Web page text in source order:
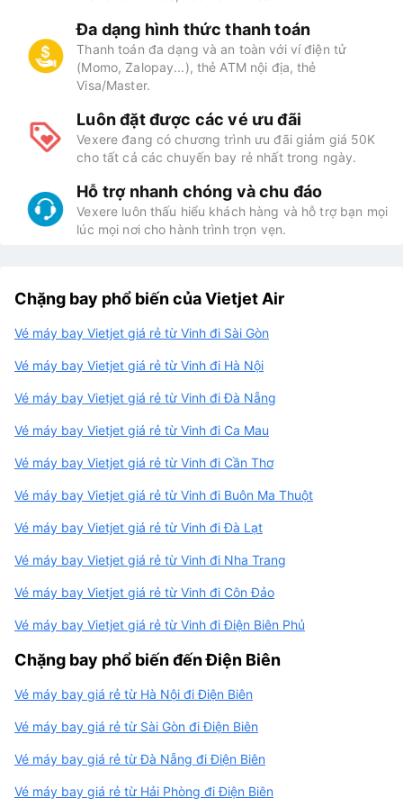
Đa dạng hình thức thanh toán
Thanh toán đa dạng và an toàn với ví điện tử
(Momo, Zalopay...), thẻ ATM nội địa, thẻ
Visa/Master.
Luôn đặt được các vé ưu đãi
Vexere đang có chương trình ưu đãi giảm giá 50K
cho tất cả các chuyến bay rẻ nhất trong ngày.
Hỗ trợ nhanh chóng và chu đáo
Vexere luôn thấu hiểu khách hàng và hỗ trợ bạn mọi
lúc mọi nơi cho hành trình trọn vẹn.
Chặng bay phổ biến của Vietjet Air
Vé máy bay Vietjet giá rẻ từ Vinh đi Sài Gòn
Vé máy bay Vietjet giá rẻ từ Vinh đi Hà Nội
Vé máy bay Vietjet giá rẻ từ Vinh đi Đà Nẵng
Vé máy bay Vietjet giá rẻ từ Vinh đi Ca Mau
Vé máy bay Vietjet giá rẻ từ Vinh đi Cần Thơ
Vé máy bay Vietjet giá rẻ từ Vinh đi Buôn Ma Thuột
Vé máy bay Vietjet giá rẻ từ Vinh đi Đà Lạt
Vé máy bay Vietjet giá rẻ từ Vinh đi Nha Trang
Vé máy bay Vietjet giá rẻ từ Vinh đi Côn Đảo
Vé máy bay Vietjet giá rẻ từ Vinh đi Điện Biên Phủ
Chặng bay phổ biến đến Điện Biên
Vé máy bay giá rẻ từ Hà Nội đi Điện Biên
Vé máy bay giá rẻ từ Sài Gòn đi Điện Biên
Vé máy bay giá rẻ từ Đà Nẵng đi Điện Biên
Vé máy bay giá rẻ từ Hải Phòng đi Điện Biên